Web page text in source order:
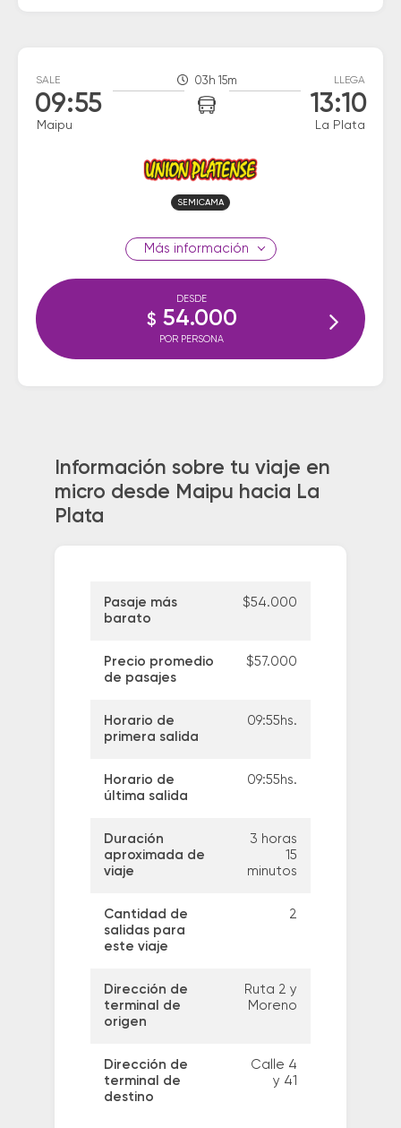
SALE
09:55
Maipu
03h 15m LLEGA
13:10
La Plata
SEMICAMA
información
DESDE
$ 54.000
POR PERSONA
Información sobre tu viaje en
micro desde Maipu hacia La
Plata
Pasaje más
barato
$54.000
Precio promedio
de pasajes
$57.000
Horario de
primera salida
09:55hs.
Horario de
última salida
09:55hs.
Duración
aproximada de
viaje
3 horas
15
minutos
Cantidad de
salidas para
este viaje
2
Dirección de
terminal de
origen
Ruta 2 y
Moreno
Dirección de
terminal de
destino
Calle 4
y 41